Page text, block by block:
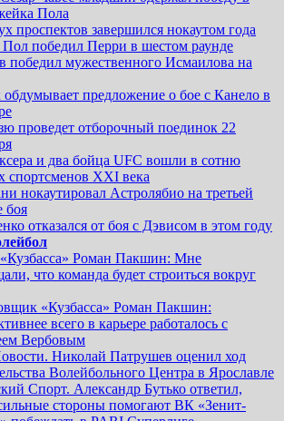
Пола
проспектов завершился нокаутом года
победил Перри в шестом раунде
победил мужественного Исмаилова на
предложение о бое с Канело в
проведет отборочный поединок 22
и два бойца UFC вошли в сотню
спортсменов XXI века
нокаутировал Астролябио на третьей
боя
отказался от боя с Дэвисом в этом году
Роман Пакшин: Мне
что команда будет строиться вокруг
«Кузбасса» Роман Пакшин:
всего в карьере работалось с
Вербовым
Николай Патрушев оценил ход
Волейбольного Центра в Ярославле
Спорт. Александр Бутько ответил,
стороны помогают ВК «Зенит-